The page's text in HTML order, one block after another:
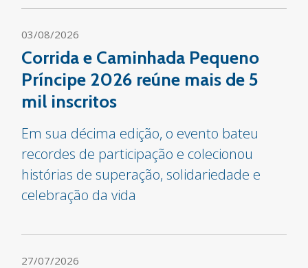
03/08/2026
Corrida e Caminhada Pequeno
Príncipe 2026 reúne mais de 5
mil inscritos
Em sua décima edição, o evento bateu
recordes de participação e colecionou
histórias de superação, solidariedade e
celebração da vida
27/07/2026